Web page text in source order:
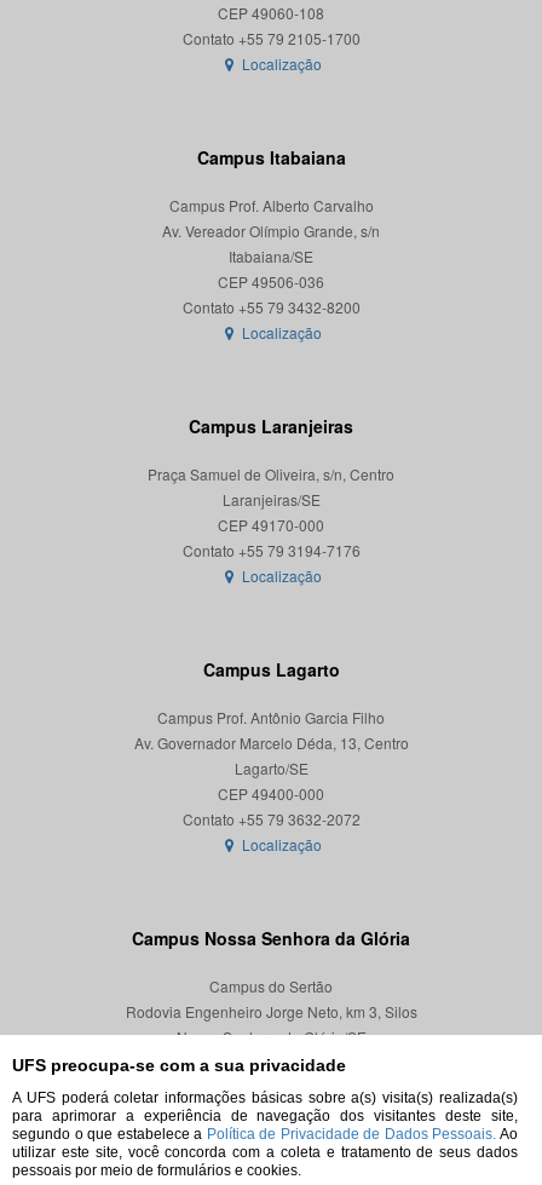
UFS preocupa-se com a sua privacidade
A UFS poderá coletar informações básicas sobre a(s) visita(s) realizada(s)
para aprimorar a experiência de navegação dos visitantes deste site,
segundo o que estabelece a Política de Privacidade de Dados Pessoais. Ao
utilizar este site, você concorda com a coleta e tratamento de seus dados
pessoais por meio de formulários e cookies.
CEP 49060-108
Localização
Campus Itabaiana
Campus Prof. Alberto Carvalho
Av. Vereador Olímpio Grande, s/n
Itabaiana/SE
CEP 49506-036
Localização
Campus Laranjeiras
Praça Samuel de Oliveira, s/n, Centro
Laranjeiras/SE
CEP 49170-000
Localização
Campus Lagarto
Campus Prof. Antônio Garcia Filho
Av. Governador Marcelo Déda, 13, Centro
Lagarto/SE
CEP 49400-000
Localização
Campus Nossa Senhora da Glória
Campus do Sertão
Rodovia Engenheiro Jorge Neto, km 3, Silos
Nossa Senhora da Glória/SE
CEP 49680-000
Localização